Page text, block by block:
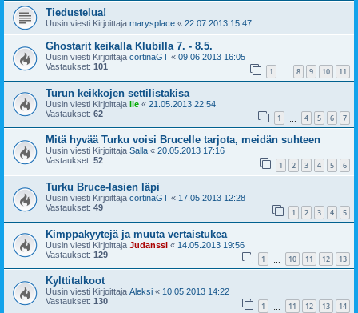
Tiedustelua!
Uusin viesti Kirjoittaja marysplace « 22.07.2013 15:47
Ghostarit keikalla Klubilla 7. - 8.5.
Uusin viesti Kirjoittaja cortinaGT « 09.06.2013 16:05
Vastaukset: 101 1 … 8 9 10 11
Turun keikkojen settilistakisa
Uusin viesti Kirjoittaja Ile « 21.05.2013 22:54
Vastaukset: 62 1 4 5 6 7
Mitä hyvää Turku voisi Brucelle tarjota, meidän suhteen
Uusin viesti Kirjoittaja Salla « 20.05.2013 17:16
Vastaukset: 52 1 2 3 4 5 6
Turku Bruce-lasien läpi
Uusin viesti Kirjoittaja cortinaGT « 17.05.2013 12:28
Vastaukset: 49 1 2 3 4 5
Kimppakyytejä ja muuta vertaistukea
Uusin viesti Kirjoittaja Judanssi « 14.05.2013 19:56
Vastaukset: 129 1 10 11 12 13
Kylttitalkoot
Uusin viesti Kirjoittaja Aleksi « 10.05.2013 14:22
Vastaukset: 130 1 11 12 13 14